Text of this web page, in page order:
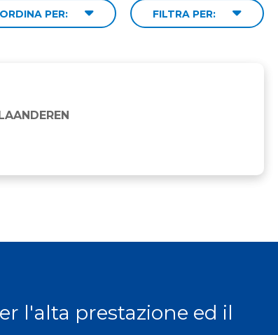
ORDINA PER: FILTRA PER:
l'alta prestazione ed il